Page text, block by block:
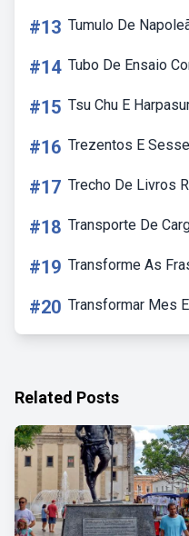
#13 Tumulo De
#14 Tubo De Ensaio
#15 Tsu Chu E
#16 Trezentos E
#17 Trecho De Livros
#18 Transporte De
#19 Transforme As
#20 Transformar Mes
Related Posts